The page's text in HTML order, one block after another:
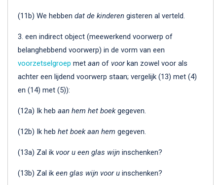
(11b) We hebben dat de kinderen gisteren al verteld.
3. een indirect object (meewerkend voorwerp of
belanghebbend voorwerp) in de vorm van een
voorzetselgroep met aan of voorkan zowel voor als
achter een lijdend voorwerp staan; vergelijk (13) met (4)
en (14) met (5)):
(12a) Ik heb aan hem het boekgegeven.
(12b) Ik heb het boek aan hem gegeven.
(13a) Zal ik voor u een glas wijn inschenken?
(13b) Zal ik een glas wijn voor u inschenken?